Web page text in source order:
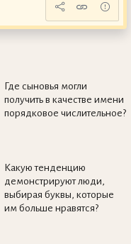
Где сыновья могли
получить в качестве имени
порядковое числительное?
Какую тенденцию
демонстрируют люди,
выбирая буквы, которые
им больше нравятся?